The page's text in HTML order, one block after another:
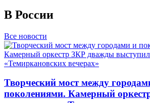
В России
Все новости
Творческий мост между
поколениями. Камерный